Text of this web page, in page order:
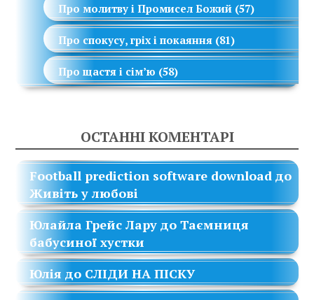
Про молитву і Промисел Божий (57)
Про спокусу, гріх і покаяння (81)
Про щастя і сім’ю (58)
ОСТАННІ КОМЕНТАРІ
Football prediction software download до
Живіть у любові
Юлайла Грейс Лару доТаємниця
бабусиної хустки
Юлія до СЛІДИ НА ПІСКУ